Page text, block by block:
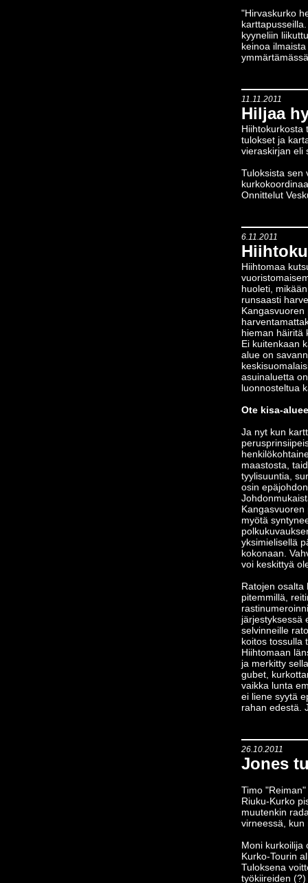
"Hirvaskurko
kyyneliin
keinoa
11.11.2011
Hiljaa
Hiihtokurkosta
tulokset ja
vieraskirjan eli
Tuloksista sen
Onnittelut
6.11.2011
Hiihtomaa
huoleti,
runsaasti
hieman häiritä
Ei kuitenkaan
alue on
asuinaluetta
luonnosteltua
Ote kisa-
Ja nyt kun
maastosta,
tyylisuuntia,
osin
myötä
yksimielisellä
kokonaan.
voi keskittyä
Ratojen osalta
pitemmillä,
järjestyksessä
selvinneille
koitos tossulla
Hiihtomaan
ja merkitty
gubet,
vaikka lunta
ei liene syytä
rahan edestä.
26.10.2011
Jones
Timo
Riuku-Kurko
muutenkin
virneessä, kun
Moni kurkoilija
Kurko-Tourin
Tuloksena
työkiireiden